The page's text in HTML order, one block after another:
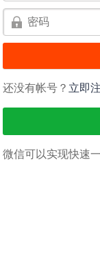
户
名：
用
户
还没有帐号？ 立即
微信可以实现快速